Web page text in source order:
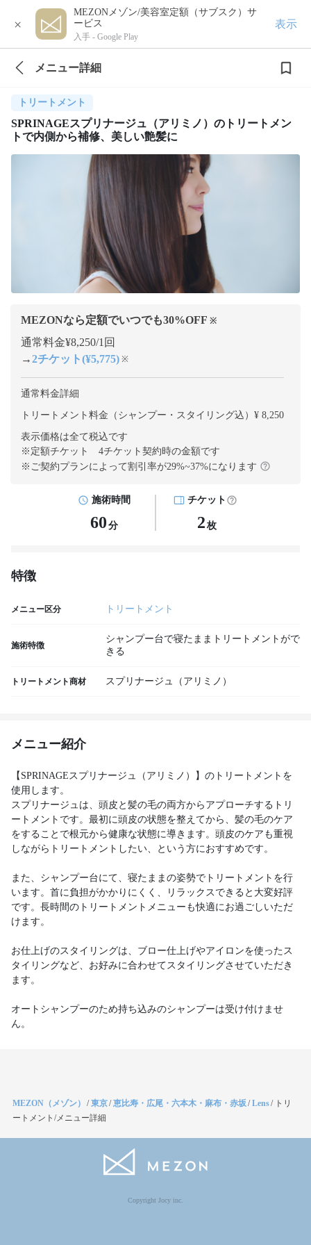
×
MEZONメゾン/美容室定額（サブスク）サ
ービス
入手 - Google Play
表示
メニュー詳細
トリートメント
SPRINAGEスプリナージュ（アリミノ）のトリートメン
トで内側から補修、美しい艶髪に
MEZONなら定額でいつでも30%OFF ※
通常料金¥8,250/1回
→2チケット(¥5,775) ※
通常料金詳細
トリートメント料金（シャンプー・スタイリング込）¥ 8,250
表示価格は全て税込です
※定額チケット 4チケット契約時の金額です
※ご契約プランによって割引率が29%~37%になります
施術時間
60 分
チケット
2 枚
特徴
メニュー区分 トリートメント
施術特徴
シャンプー台で寝たままトリートメントがで
きる
トリートメント商材 スプリナージュ（アリミノ）
メニュー紹介
【SPRINAGEスプリナージュ（アリミノ）】のトリートメントを
使用します。
スプリナージュは、頭皮と髪の毛の両方からアプローチするトリ
ートメントです。最初に頭皮の状態を整えてから、髪の毛のケア
をすることで根元から健康な状態に導きます。頭皮のケアも重視
しながらトリートメントしたい、という方におすすめです。
また、シャンプー台にて、寝たままの姿勢でトリートメントを行
います。首に負担がかかりにくく、リラックスできると大変好評
です。長時間のトリートメントメニューも快適にお過ごしいただ
けます。
お仕上げのスタイリングは、ブロー仕上げやアイロンを使ったス
タイリングなど、お好みに合わせてスタイリングさせていただき
ます。
オートシャンプーのため持ち込みのシャンプーは受け付けませ
ん。
MEZON（メゾン） /東京/恵比寿・広尾・六本木・麻布・赤坂/Lens/ トリ
ートメント/メニュー詳細
Copyright Jocy inc.